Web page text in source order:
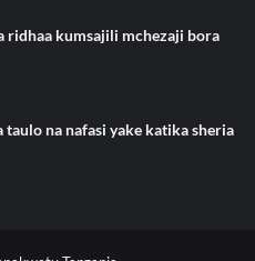
ridhaa kumsajili mchezaji bora
taulo na nafasi yake katika sheria